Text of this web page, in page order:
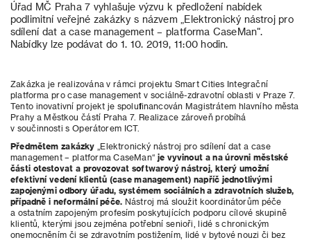
Úřad MČ Praha 7 vyhlašuje výzvu k předložení nabídek
podlimitní veřejné zakázky s názvem „Elektronický nástroj pro
sdílení dat a case management – platforma CaseMan“.
Nabídky lze podávat do 1. 10. 2019, 11:00 hodin.
Zakázka je realizována v rámci projektu Smart Cities Integrační
platforma pro case management v sociálně-zdravotní oblasti v Praze 7.
Tento inovativní projekt je spolufinancován Magistrátem hlavního města
Prahy a Městkou částí Praha 7. Realizace zároveň probíhá
v součinnosti s Operátorem ICT.
Předmětem zakázky „Elektronický nástroj pro sdílení dat a case
management – platforma CaseMan“ je vyvinout a na úrovni městské
části otestovat a provozovat softwarový nástroj, který umožní
efektivní vedení klientů (case management) napříč jednotlivými
zapojenými odbory úřadu, systémem sociálních a zdravotních služeb,
případně i neformální péče. Nástroj má sloužit koordinátorům péče
a ostatním zapojeným profesím poskytujících podporu cílové skupině
klientů, kterými jsou zejména potřební senioři, lidé s chronickým
onemocněním či se zdravotním postižením, lidé v bytové nouzi či bez